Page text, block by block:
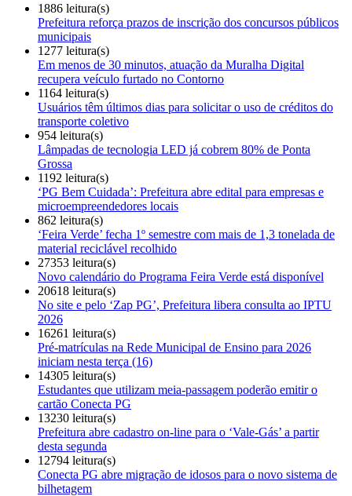
1886 leitura(s)
Prefeitura reforça prazos de inscrição dos concursos públicos
municipais
1277 leitura(s)
Em menos de 30 minutos, atuação da Muralha Digital
recupera veículo furtado no Contorno
1164 leitura(s)
Usuários têm últimos dias para solicitar o uso de créditos do
transporte coletivo
954 leitura(s)
Lâmpadas de tecnologia LED já cobrem 80% de Ponta
Grossa
1192 leitura(s)
‘PG Bem Cuidada’: Prefeitura abre edital para empresas e
microempreendedores locais
862 leitura(s)
‘Feira Verde’ fecha 1º semestre com mais de 1,3 tonelada de
material reciclável recolhido
27353 leitura(s)
Novo calendário do Programa Feira Verde está disponível
20618 leitura(s)
No site e pelo ‘Zap PG’, Prefeitura libera consulta ao IPTU
2026
16261 leitura(s)
Pré-matrículas na Rede Municipal de Ensino para 2026
iniciam nesta terça (16)
14305 leitura(s)
Estudantes que utilizam meia-passagem poderão emitir o
cartão Conecta PG
13230 leitura(s)
Prefeitura abre cadastro on-line para o ‘Vale-Gás’ a partir
desta segunda
12794 leitura(s)
Conecta PG abre migração de idosos para o novo sistema de
bilhetagem